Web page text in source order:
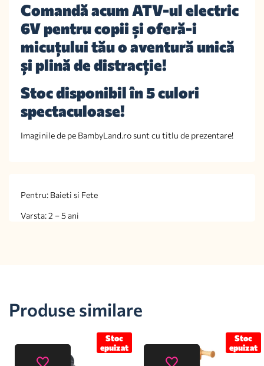
Comandă acum ATV-ul electric
6V pentru copii și oferă-i
micuțului tău o aventură unică
și plină de distracție!
Stoc disponibil în 5 culori
spectaculoase!
Imaginile de pe BambyLand.ro sunt cu titlu de prezentare!
Pentru: Baieti si Fete
Varsta: 2 – 5 ani
Produse similare
Stoc
epuizat
Stoc
epuizat